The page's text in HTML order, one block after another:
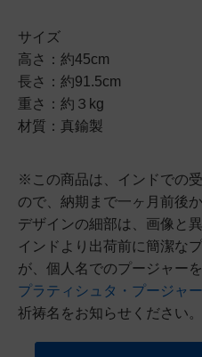
サイズ
高さ：約45cm
長さ：約91.5cm
重さ：約３kg
材質：真鍮製
※この商品は、インドでの
ので、納期まで一ヶ月前後
デザインの細部は、画像と
インドより出荷前に簡潔な
が、個人名でのプージャー
プラティシュタ・プージャー
祈祷名をお知らせください。